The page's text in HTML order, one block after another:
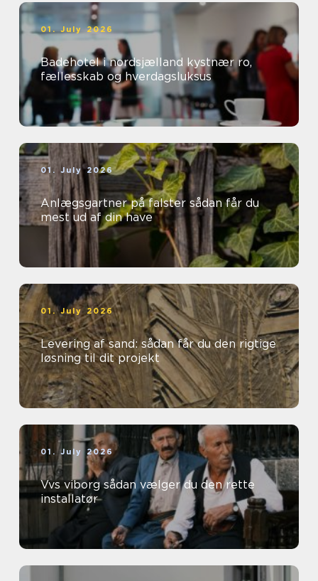
01. July 2026
Badehotel i nordsjælland kystnær ro,
fællesskab og hverdagsluksus
01. July 2026
Anlægsgartner på falster sådan får du
mest ud af din have
01. July 2026
Levering af sand: sådan får du den rigtige
løsning til dit projekt
01. July 2026
Vvs viborg sådan vælger du den rette
installatør